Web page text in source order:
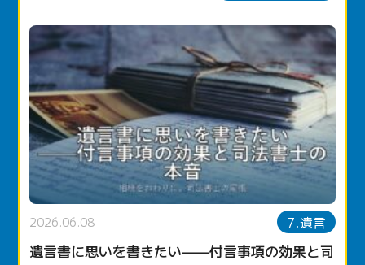
2026.06.08 7.遺言
遺言書に思いを書きたい——付言事項の効果と司